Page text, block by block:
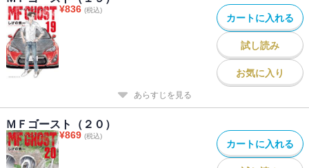
¥836 (税込)
カートに入れる
試し読み
お気に入り
あらすじを見る
ＭＦゴースト（２０）
¥869 (税込)
カートに入れる